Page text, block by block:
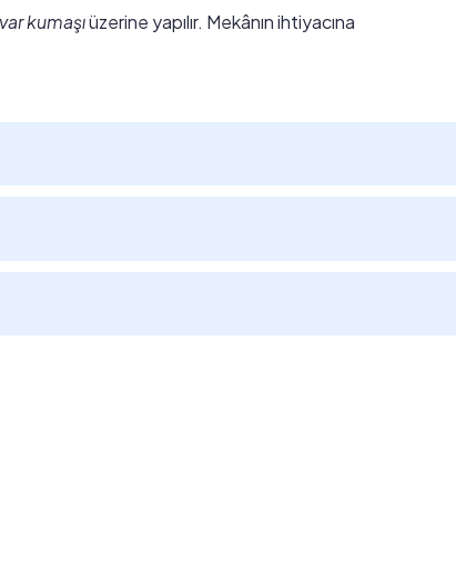
kumaşıüzerine yapılır. Mekânın ihtiyacına